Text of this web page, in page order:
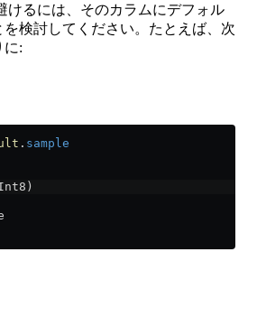
けるには、そのカラムにデフォル
を検討してください。たとえば、次
に:
. sample